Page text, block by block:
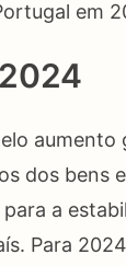
em
aumento
dos bens
a
Para